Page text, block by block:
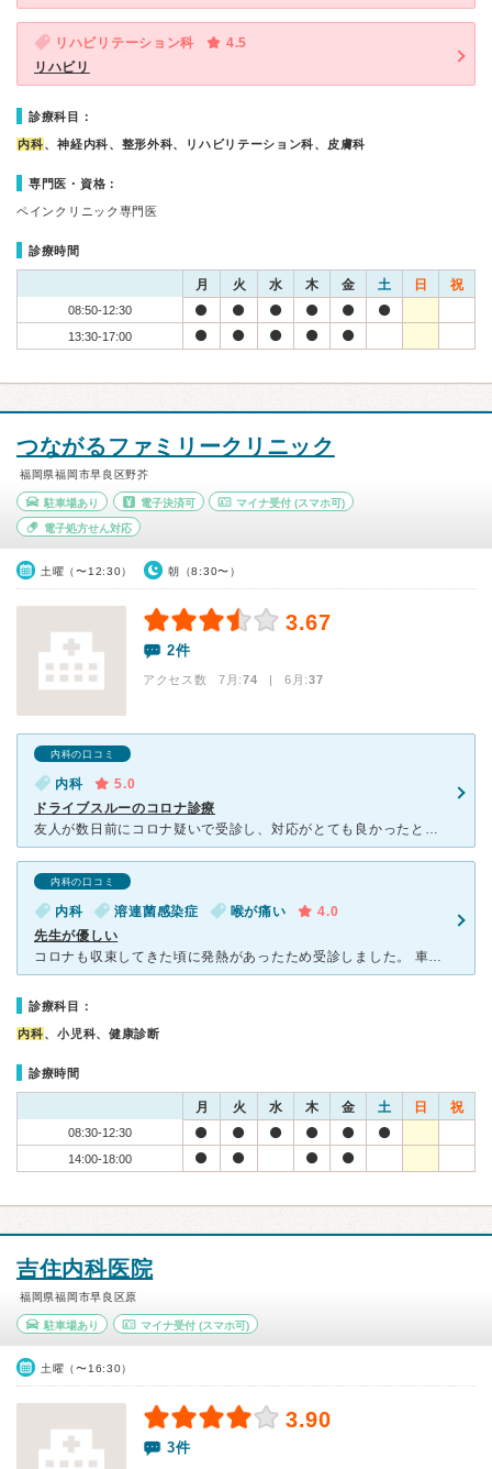
リハビリテーション科
4.5
リハビリ
診療科目：
内科、神経内科、整形外科、リハビリテーション科、皮膚科
専門医・資格：
ペインクリニック専門医
診療時間
月 火 水 木 金 土 日 祝
08:50-12:30
13:30-17:00
つながるファミリークリニック
福岡県福岡市早良区野芥
駐車場あり 電子決済可 マイナ受付 (スマホ可)
電子処方せん対応
土曜（〜12:30） 朝（8:30〜）
3.67
2件
アクセス数 7月:74 | 6月:37
内科の口コミ
内科
5.0
ドライブスルーのコロナ診療
友人が数日前にコロナ疑いで受診し、対応がとても良かったとのことで紹介してくれた。早速問合せて車にて来院。着いて電話すると数分で車まで看護師みえて、問診票をアプリから入力し検査を車内で済ませ、院長が車ま
内科の口コミ
内科 溶連菌感染症 喉が痛い
4.0
先生が優しい
コロナも収束してきた頃に発熱があったため受診しました。 車の中で待機して、時間になると別室に通されました。 先生の説明は丁寧で、なぜこの薬をだすのかしっかり説明してくれました。院内にWi-Fi環境
診療科目：
内科、小児科、健康診断
診療時間
月 火 水 木 金 土 日 祝
08:30-12:30
14:00-18:00
吉住内科医院
福岡県福岡市早良区原
駐車場あり マイナ受付(スマホ可)
土曜（〜16:30）
3.90
3件